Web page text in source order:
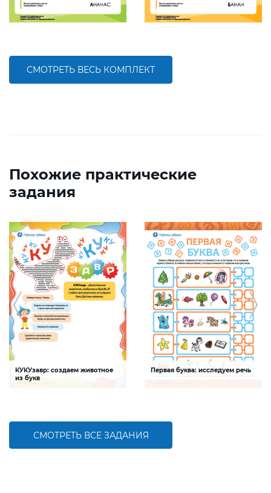
СМОТРЕТЬ ВЕСЬ КОМПЛЕКТ
Похожие практические
задания
КУКУзавр: создаем животное
из букв
Первая буква: исследуем речь
СМОТРЕТЬ ВСЕ ЗАДАНИЯ